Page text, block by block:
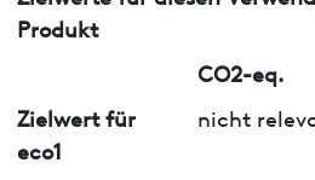
Produkt
CO2-eq.
Zielwert für
eco1
nicht